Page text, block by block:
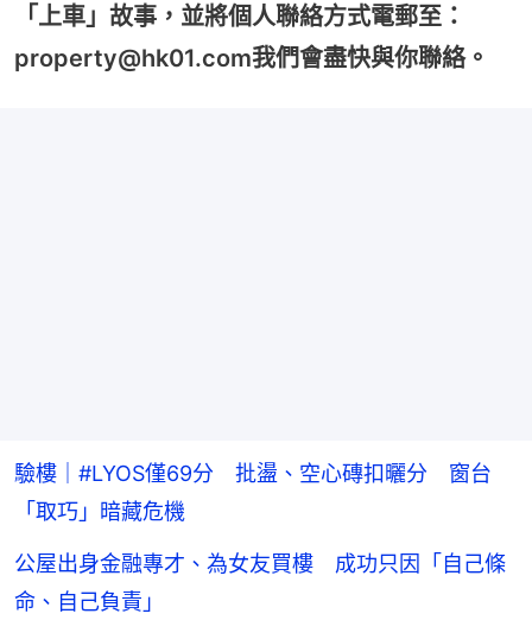
「上車」故事，並將個人聯絡方式電郵至：
property@hk01.com我們會盡快與你聯絡。
驗樓｜#LYOS僅69分 批盪、空心磚扣曬分 窗台
「取巧」暗藏危機
公屋出身金融專才、為女友買樓 成功只因「自己條
命、自己負責」